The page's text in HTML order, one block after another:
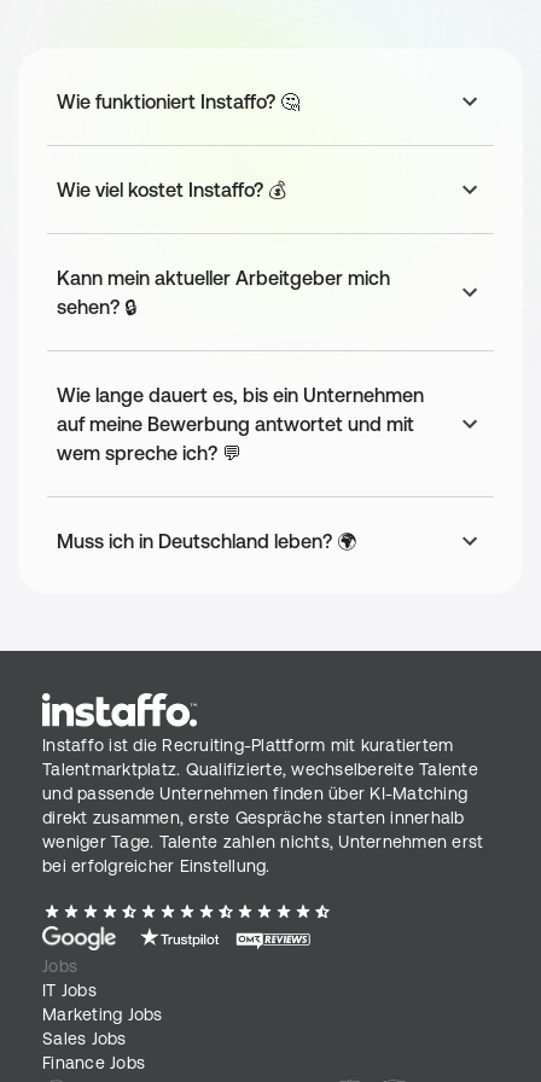
Sofern alles passt, tauschen wir uns in einem ersten Telefonat
persönlichen Gespräch in unserem Office (alternativ via MS
Wie funktioniert Instaffo? 🤔
Wie viel kostet Instaffo? 💰
Kann mein aktueller Arbeitgeber mich
sehen? 🔒
Wie lange dauert es, bis ein Unternehmen
auf meine Bewerbung antwortet und mit
wem spreche ich? 💬
Muss ich in Deutschland leben? 🌍
Instaffo ist die Recruiting-Plattform mit kuratiertem
Talentmarktplatz. Qualifizierte, wechselbereite Talente
und passende Unternehmen finden über KI-Matching
direkt zusammen, erste Gespräche starten innerhalb
weniger Tage. Talente zahlen nichts, Unternehmen erst
bei erfolgreicher Einstellung.
Jobs
IT Jobs
Marketing Jobs
Sales Jobs
Finance Jobs